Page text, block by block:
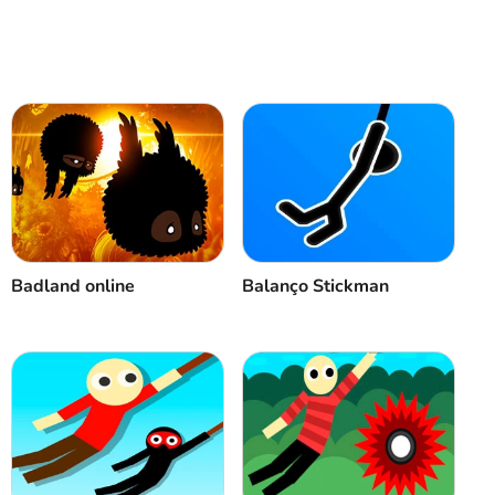
Cancelar Comentário
Badland online Balanço Stickman